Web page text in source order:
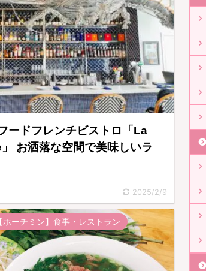
ードフレンチビストロ「La
お洒落な空間で美味しいラ
2025/2/9
【ホーチミン】食事・レストラン